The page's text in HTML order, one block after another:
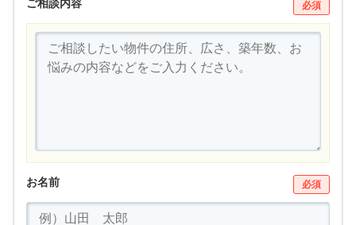
ご相談内容 必須
お名前 必須